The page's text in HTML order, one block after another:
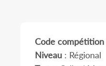
Code compétition
Niveau: Régional